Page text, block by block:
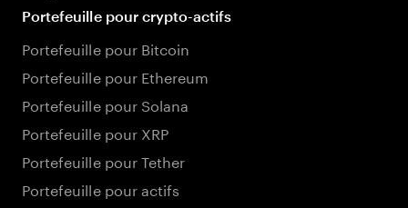
Portefeuille pour crypto-actifs
Portefeuille pour Bitcoin
Portefeuille pour Ethereum
Portefeuille pour Solana
Portefeuille pour XRP
Portefeuille pour Tether
Portefeuille pour actifs